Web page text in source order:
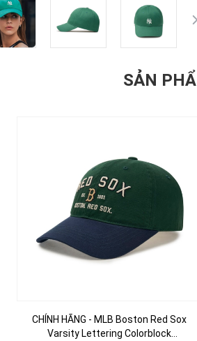
SẢN
CHÍNH HÃNG - MLB Boston Red Sox
Varsity Lettering Colorblock